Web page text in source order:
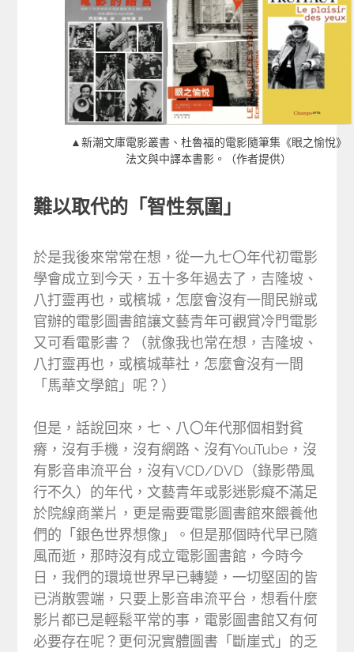
▲新潮文庫電影叢書、杜魯福的電影隨筆集《眼之愉悅》
法文與中譯本書影。（作者提供）
難以取代的「智性氛圍」
於是我後來常常在想，從一九七〇年代初電影
學會成立到今天，五十多年過去了，吉隆坡、
八打靈再也，或檳城，怎麼會沒有一間民辦或
官辦的電影圖書館讓文藝青年可觀賞冷門電影
又可看電影書？（就像我也常在想，吉隆坡、
八打靈再也，或檳城華社，怎麼會沒有一間
「馬華文學館」呢？）
但是，話說回來，七、八〇年代那個相對貧
瘠，沒有手機，沒有網路、沒有YouTube，沒
有影音串流平台，沒有VCD/DVD（錄影帶風
行不久）的年代，文藝青年或影迷影癡不滿足
於院線商業片，更是需要電影圖書館來餵養他
們的「銀色世界想像」。但是那個時代早已隨
風而逝，那時沒有成立電影圖書館，今時今
日，我們的環境世界早已轉變，一切堅固的皆
已消散雲端，只要上影音串流平台，想看什麼
影片都已是輕鬆平常的事，電影圖書館又有何
必要存在呢？更何況實體圖書「斷崖式」的乏